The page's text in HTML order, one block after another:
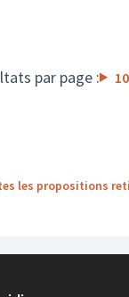
par page :
les propositions